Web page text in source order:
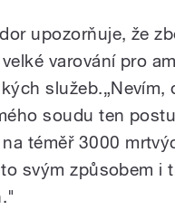
upozorňuje, že
varování pro
soudu ten
téměř 3000
svým způsobem i